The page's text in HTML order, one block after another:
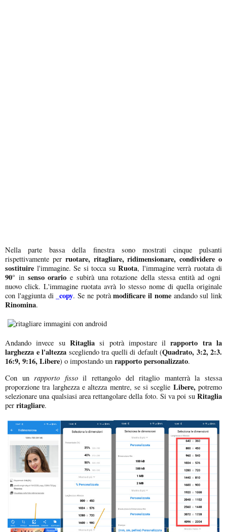
Nella parte bassa della finestra sono mostrati cinque pulsanti
rispettivamente per ruotare, ritagliare, ridimensionare, condividere o
sostituire l'immagine. Se si tocca suRuota, l'immagine verrà ruotata di
90° in senso orario e subirà una rotazione della stessa entità ad ogni
nuovo click. L'immagine ruotata avrà lo stesso nome di quella originale
con l'aggiunta di
_copy. Se ne potràmodificare il nomeandando sul link
Rinomina.
Andando invece su Ritagliasi potrà impostare ilrapporto tra la
larghezza e l'altezza scegliendo tra quelli di default (Quadrato, 3:2, 2:3.
16:9, 9:16, Libere) o impostando un rapporto personalizzato.
Con unrapporto fissoil rettangolo del ritaglio manterrà la stessa
proporzione tra larghezza e altezza mentre, se si sceglie Libere,potremo
selezionare una qualsiasi area rettangolare della foto. Si va poi su Ritaglia
per ritagliare.